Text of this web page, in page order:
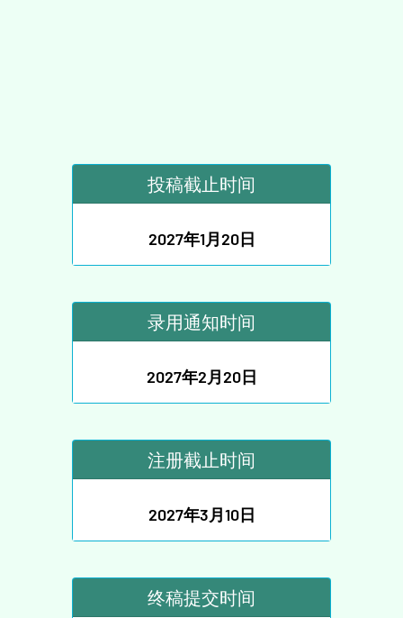
投稿截止时间
2027年1月20日
录用通知时间
2027年2月20日
注册截止时间
2027年3月10日
终稿提交时间